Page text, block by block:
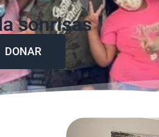
sonrisas
DONAR